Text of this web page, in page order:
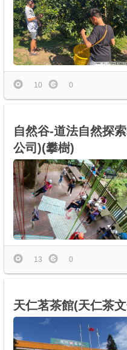
10 0
自然谷-道法自然探
公司)(攀樹)
13 0
天仁茗茶館(天仁茶